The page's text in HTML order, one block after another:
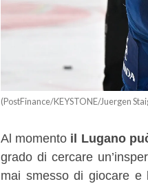
(PostFinance/KEYSTONE/Juergen
Al momento il Lugano
grado di cercare
mai smesso di giocare e